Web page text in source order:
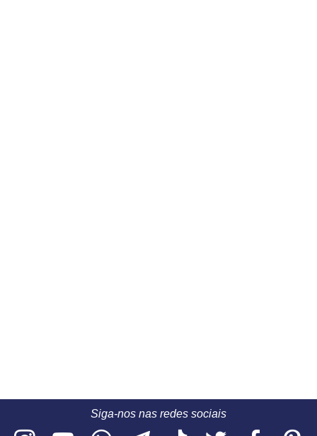
Siga-nos nas redes sociais